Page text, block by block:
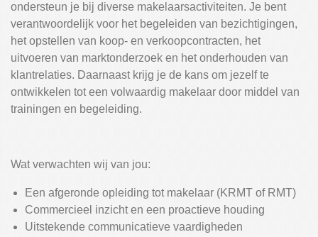
ondersteun je bij diverse makelaarsactiviteiten. Je bent
verantwoordelijk voor het begeleiden van bezichtigingen,
het opstellen van koop- en verkoopcontracten, het
uitvoeren van marktonderzoek en het onderhouden van
klantrelaties. Daarnaast krijg je de kans om jezelf te
ontwikkelen tot een volwaardig makelaar door middel van
trainingen en begeleiding.
Wat verwachten wij van jou:
Een afgeronde opleiding tot makelaar (KRMT of RMT)
Commercieel inzicht en een proactieve houding
Uitstekende communicatieve vaardigheden